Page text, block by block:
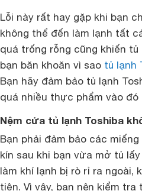
Lỗi này rất hay gặp khi bạn
không thể đến làm lạnh tất
quá trống rỗng cũng khiến
bạn băn khoăn vì sao tủ lạnh
Bạn hãy đảm bảo tủ lạnh
quá nhiều thực phẩm vào đó
Nệm cửa tủ lạnh Toshiba
Bạn phải đảm bảo các miếng
kín sau khi bạn vừa mở tủ
làm khí lạnh bị rò rỉ ra ngoài,
tiện. Vì vậy, bạn nên kiểm